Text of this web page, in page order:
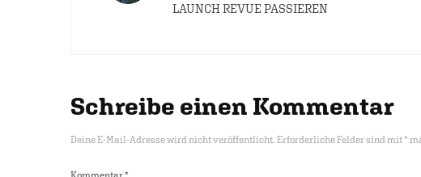
LAUNCH REVUE PASSIEREN
Schreibe einen Kommentar
Deine E-Mail-Adresse wird nicht veröffentlicht. Erforderliche Felder sind mit*